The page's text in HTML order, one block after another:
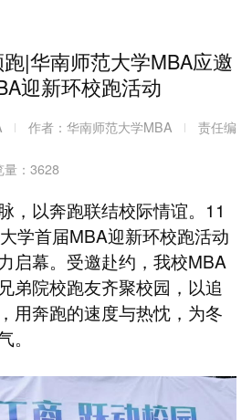
|华南师范大学MBA应邀
迎新环校跑活动
作者：华南师范大学MBA
责任编
量：3628
，以奔跑联结校际情谊。11
学首届MBA迎新环校跑活动
启幕。受邀赴约，我校MBA
弟院校跑友齐聚校园，以追
用奔跑的速度与热忱，为冬